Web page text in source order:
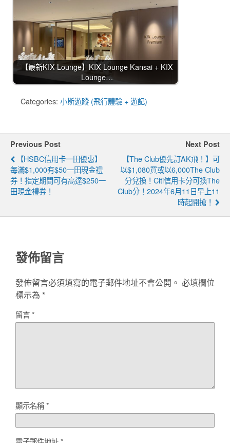
【最新KIX Lounge】KIX Lounge Kansai + KIX
Lounge…
Categories: 小斯遊蹤 (飛行體驗 + 遊記)
Previous Post
【HSBC信用卡一田優惠】
每滿$1,000有$50一田現金禮
券！指定期間可有高達$250一
田現金禮券！
Next Post
【The Club優先訂AK飛！】可
以$1,080買或以6,000The Club
分兌換！Citi信用卡分可換the
Club分！2024年6月11日早上11
時起開搶！
發佈留言
發佈留言必須填寫的電子郵件地址不會公開。 必填欄位
標示為 *
留言*
顯示名稱*